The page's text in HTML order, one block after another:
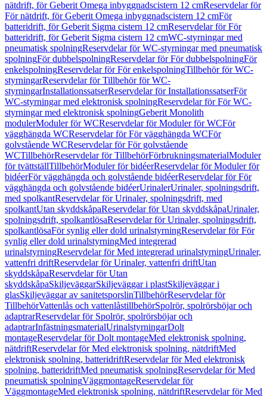
nätdrift, för Geberit Omega inbyggnadscistern 12 cmReservdelar för
För nätdrift, för Geberit Omega inbyggnadscistern 12 cmFör
batteridrift, för Geberit Sigma cistern 12 cmReservdelar för För
batteridrift, för Geberit Sigma cistern 12 cmWC-styrningar med
pneumatisk spolningReservdelar för WC-styrningar med pneumatisk
spolningFör dubbelspolningReservdelar för För dubbelspolningFör
enkelspolningReservdelar för För enkelspolningTillbehör för WC-
styrningarReservdelar för Tillbehör för WC-
styrningarInstallationssatserReservdelar för InstallationssatserFör
WC-styrningar med elektronisk spolningReservdelar för För WC-
styrningar med elektronisk spolningGeberit Monolith
modulerModuler för WCReservdelar för Moduler för WCFör
vägghängda WCReservdelar för För vägghängda WCFör
golvstående WCReservdelar för För golvstående
WCTillbehörReservdelar för TillbehörFörbrukningsmaterialModuler
för tvättställTillbehörModuler för bidéerReservdelar för Moduler för
bidéerFör vägghängda och golvstående bidéerReservdelar för För
vägghängda och golvstående bidéerUrinalerUrinaler, spolningsdrift,
med spolkantReservdelar för Urinaler, spolningsdrift, med
spolkantUtan skyddskåpaReservdelar för Utan skyddskåpaUrinaler,
spolningsdrift, spolkantlösaReservdelar för Urinaler, spolningsdrift,
spolkantlösaFör synlig eller dold urinalstyrningReservdelar för För
synlig eller dold urinalstyrningMed integrerad
urinalstyrningReservdelar för Med integrerad urinalstyrningUrinaler,
vattenfri driftReservdelar för Urinaler, vattenfri driftUtan
skyddskåpaReservdelar för Utan
skyddskåpaSkiljeväggarSkiljeväggar i plastSkiljeväggar i
glasSkiljeväggar av sanitetsporslinTillbehörReservdelar för
TillbehörVattenlås och vattenlåstillbehörSpolrör, spolrörsböjar och
adaptrarReservdelar för Spolrör, spolrörsböjar och
adaptrarInfästningsmaterialUrinalstyrningarDolt
montageReservdelar för Dolt montageMed elektronisk spolning,
nätdriftReservdelar för Med elektronisk spolning, nätdriftMed
elektronisk spolning, batteridriftReservdelar för Med elektronisk
spolning, batteridriftMed pneumatisk spolningReservdelar för Med
pneumatisk spolningVäggmontageReservdelar för
VäggmontageMed elektronisk spolning, nätdriftReservdelar för Med